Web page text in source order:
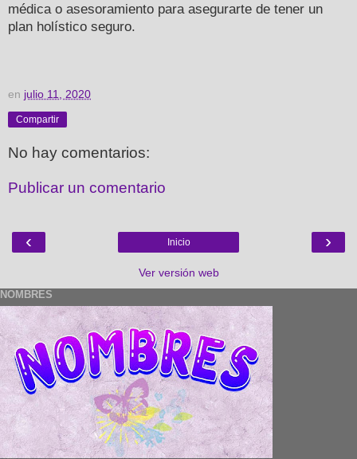
médica o asesoramiento para asegurarte de tener un
plan holístico seguro.
en julio 11, 2020
Compartir
No hay comentarios:
Publicar un comentario
‹ ›
Inicio
Ver versión web
NOMBRES